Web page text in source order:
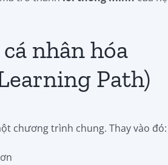
nhân hóa
Path)
chương trình chung. Thay vào đó: